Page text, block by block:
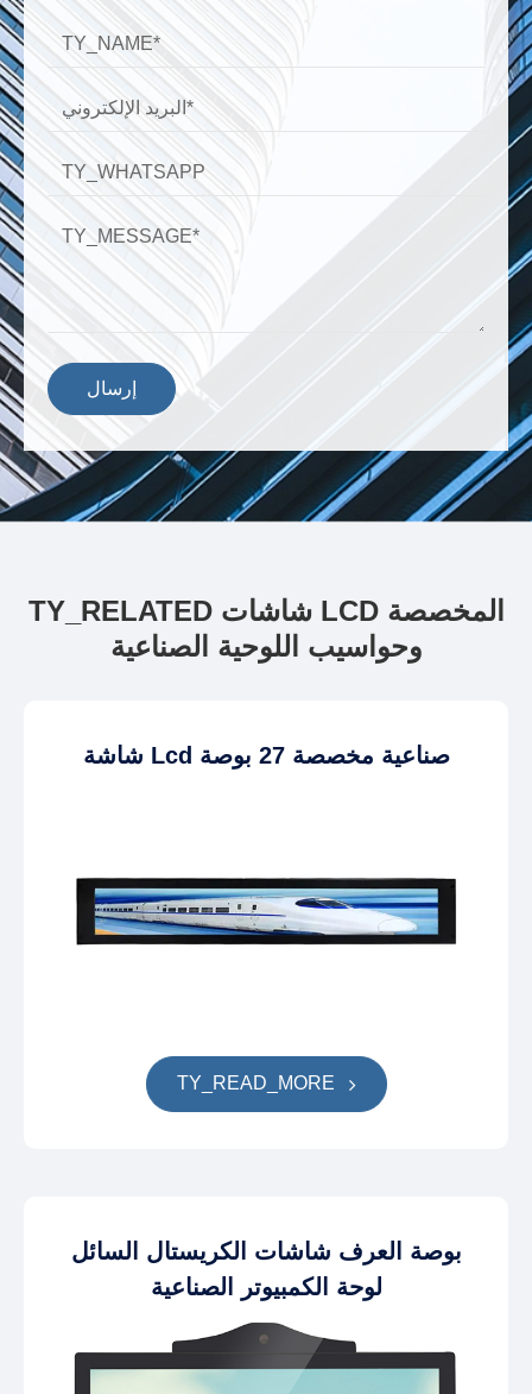
إرسال
TY_RELATED شاشات LCD المخصصة
وحواسيب اللوحية الصناعية
شاشة Lcd صناعية مخصصة 27 بوصة
TY_READ_MORE
بوصة العرف شاشات الكريستال السائل
لوحة الكمبيوتر الصناعية